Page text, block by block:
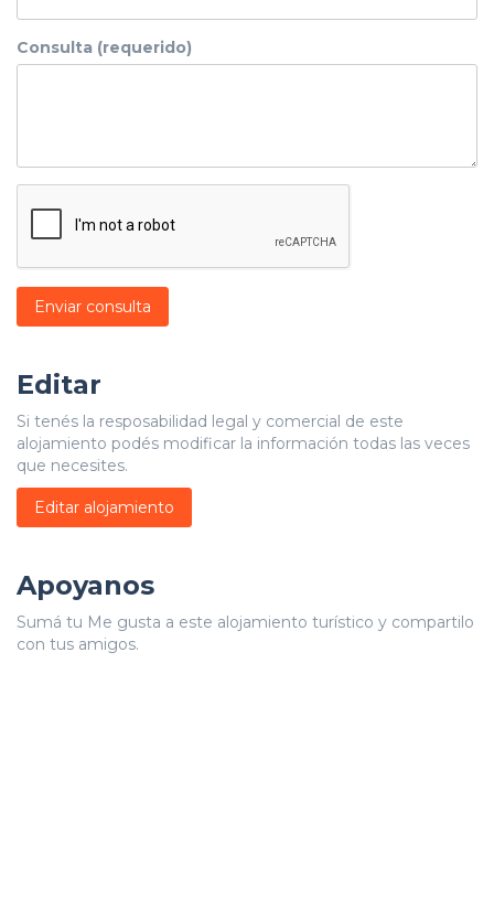
Consulta (requerido)
Enviar consulta
Editar
Si tenés la resposabilidad legal y comercial de este
alojamiento podés modificar la información todas las veces
que necesites.
Editar alojamiento
Apoyanos
Sumá tu Me gusta a este alojamiento turístico y compartilo
con tus amigos.